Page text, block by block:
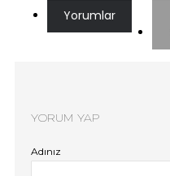
Yorumlar
YORUM YAP
Adınız